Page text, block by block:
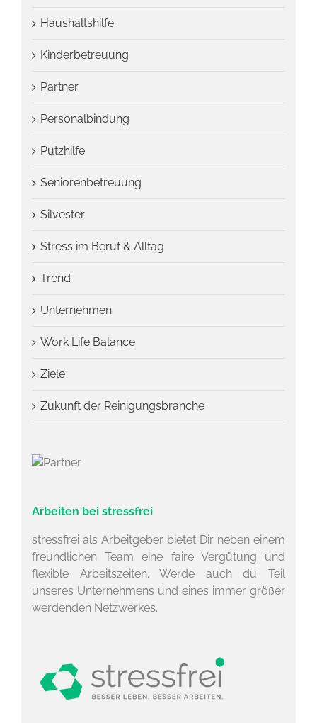
Haushaltshilfe
Kinderbetreuung
Partner
Personalbindung
Putzhilfe
Seniorenbetreuung
Silvester
Stress im Beruf & Alltag
Trend
Unternehmen
Work Life Balance
Ziele
Zukunft der Reinigungsbranche
Arbeiten bei stressfrei
stressfrei als Arbeitgeber bietet Dir neben einem
freundlichen Team eine faire Vergütung und
flexible Arbeitszeiten. Werde auch du Teil
unseres Unternehmens und eines immer größer
werdenden Netzwerkes.